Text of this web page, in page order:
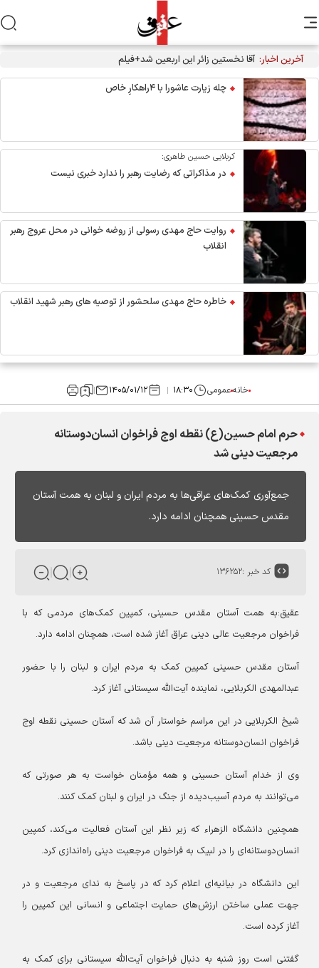
آخرین اخبار: آقا نخستین زائر این اربعین شد+فیلم
چله زیارت عاشورا با ۴راهکارِ خاص
کربلایی حسین طاهری:
در مذاکراتی که رضایت رهبر را ندارد خبری نیست
روایت حاج مهدی رسولی از روضه خوانی در محل عروج رهبر
انقلاب
خاطره حاج مهدی سلحشور از توصیه های رهبر شهید انقلاب
خانهعمومی ۱۸:۳۰ ۱۴۰۵/۰۱/۱۲
حرم امام حسین(ع) نقطه اوج فراخوان انسان‌دوستانه
مرجعیت دینی شد
جمع‌آوری کمک‌های عراقی‌ها به مردم ایران و لبنان به همت آستان
مقدس حسینی همچنان ادامه دارد.
کد خبر :۱۳۶۲۵۲
عقیق:به همت آستان مقدس حسینی، کمپین کمک‌های مردمی که با
فراخوان مرجعیت عالی دینی عراق آغاز شده است، همچنان ادامه دارد.
آستان مقدس حسینی کمپین کمک به مردم ایران و لبنان را با حضور
عبدالمهدی الکربلایی، نماینده آیت‌الله سیستانی آغاز کرد.
شیخ الکربلایی در این مراسم خواستار آن شد که آستان حسینی نقطه اوج
فراخوان انسان‌دوستانه مرجعیت دینی باشد.
وی از خدام آستان حسینی و همه مؤمنان خواست به هر صورتی که
می‌توانند به مردم آسیب‌دیده از جنگ در ایران و لبنان کمک کنند.
همچنین دانشگاه الزهراء که زیر نظر این آستان فعالیت می‌کند، کمپین
انسان‌دوستانه‌ای را در لبیک به فراخوان مرجعیت دینی راه‌اندازی کرد.
این دانشگاه در بیانیه‌ای اعلام کرد که در پاسخ به ندای مرجعیت و در
جهت عملی ساختن ارزش‌های حمایت اجتماعی و انسانی این کمپین را
آغاز کرده است.
گفتنی است روز شنبه به دنبال فراخوان آیت‌الله سیستانی برای کمک به